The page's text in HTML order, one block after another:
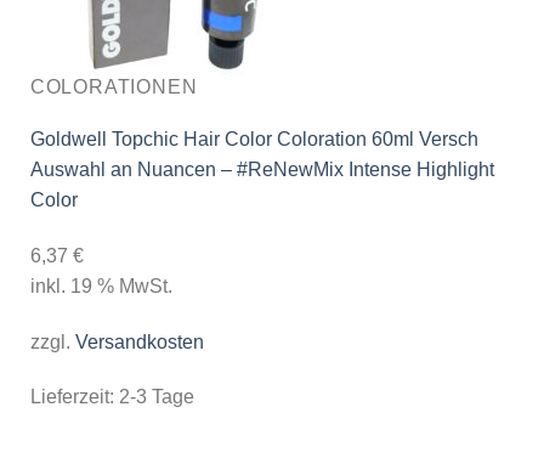
COLORATIONEN
Goldwell Topchic Hair Color Coloration 60ml Versch
Auswahl an Nuancen – #ReNewMix Intense Highlight
Color
6,37 €
inkl. 19 % MwSt.
zzgl. Versandkosten
Lieferzeit: 2-3 Tage